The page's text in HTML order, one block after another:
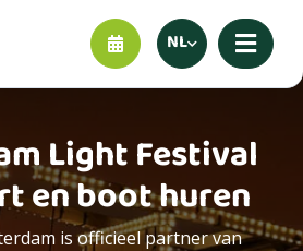
NL
Light Festival
en boot huren
is officieel partner van